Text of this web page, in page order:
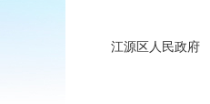
江源区人民政府